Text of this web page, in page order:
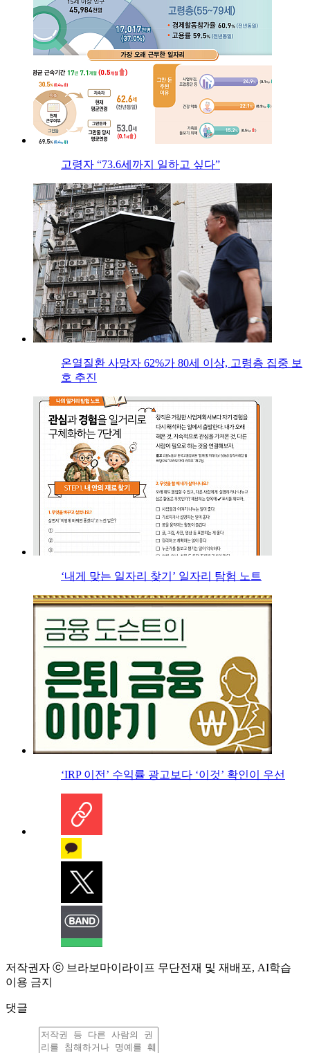
고령자 “73.6세까지 일하고 싶다”
온열질환 사망자 62%가 80세 이상, 고령층 집중 보
호 추진
‘내게 맞는 일자리 찾기’ 일자리 탐험 노트
‘IRP 이전’ 수익률 광고보다 ‘이것’ 확인이 우선
저작권자 ⓒ 브라보마이라이프 무단전재 및 재배포, AI학습
이용 금지
댓글